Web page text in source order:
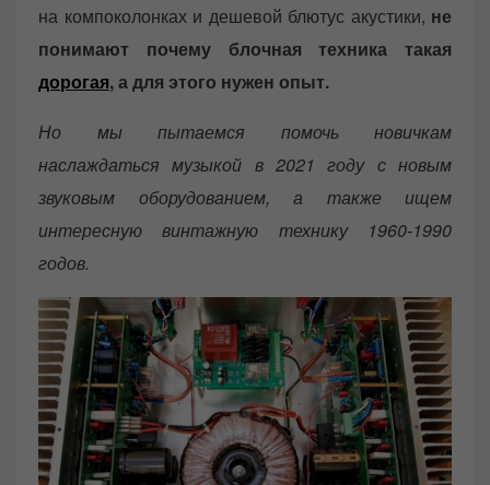
на компоколонках и дешевой блютус акустики, не
понимают почему блочная техника такая
дорогая, а для этого нужен опыт.
Но мы пытаемся помочь новичкам
наслаждаться музыкой в 2021 году с новым
звуковым оборудованием, а также ищем
интересную винтажную технику 1960-1990
годов.